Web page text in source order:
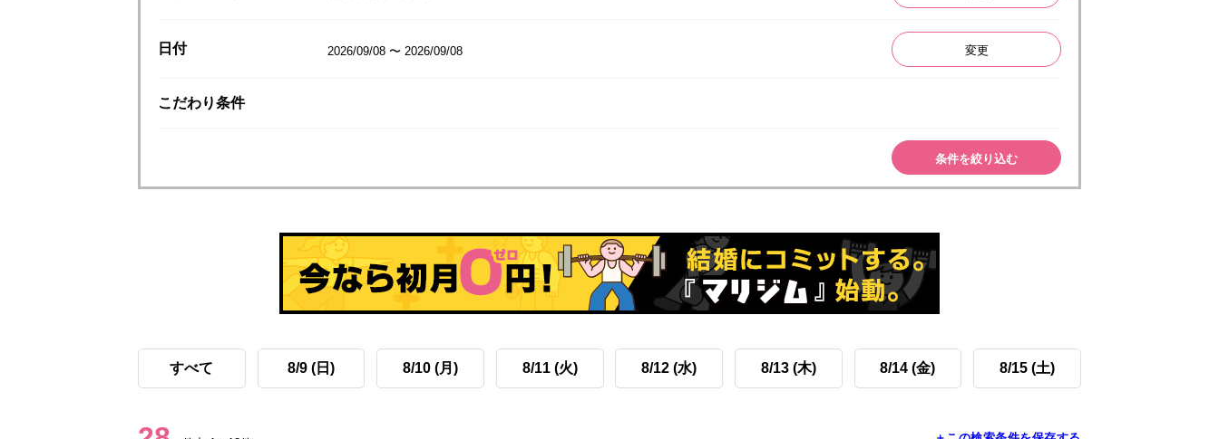
日付 2026/09/08 〜 2026/09/08 変更
こだわり条件
条件を絞り込む
すべて 8/9 (日) 8/10 (月) 8/11 (火) 8/12 (水) 8/13 (木) 8/14 (金) 8/15 (土)